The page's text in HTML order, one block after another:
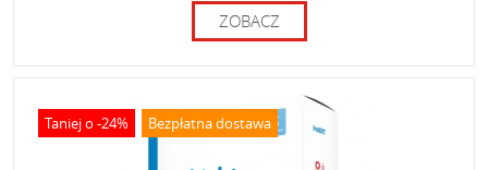
ZOBACZ
Taniej o -24% Bezpłatna dostawa